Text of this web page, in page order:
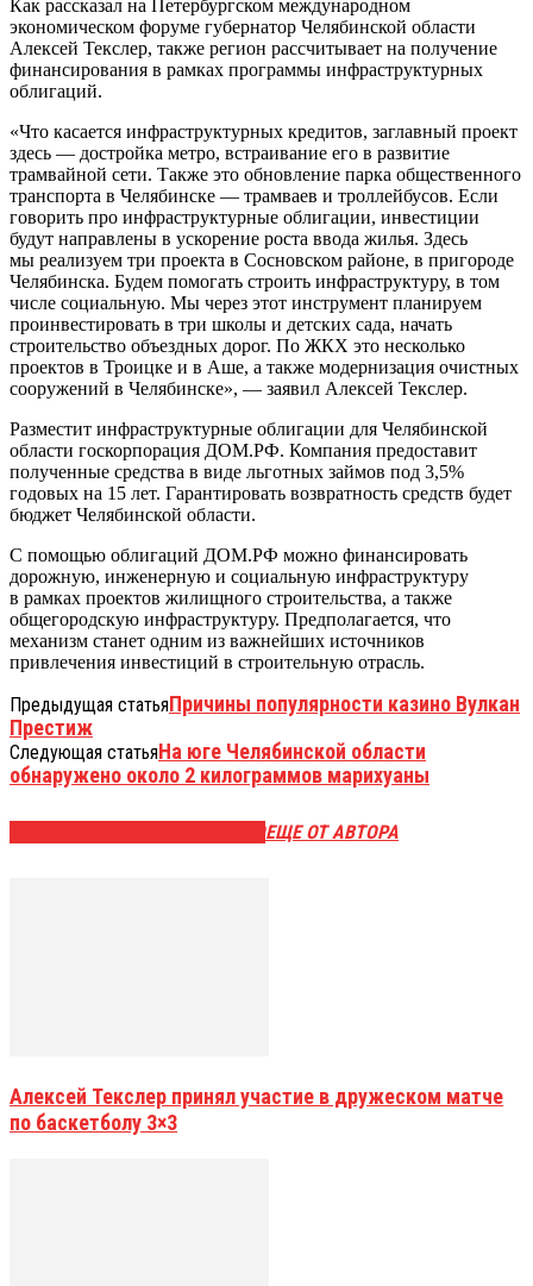
Как рассказал на Петербургском международном
экономическом форуме губернатор Челябинской области
Алексей Текслер, также регион рассчитывает на получение
финансирования в рамках программы инфраструктурных
облигаций.
«Что касается инфраструктурных кредитов, заглавный проект
здесь — достройка метро, встраивание его в развитие
трамвайной сети. Также это обновление парка общественного
транспорта в Челябинске — трамваев и троллейбусов. Если
говорить про инфраструктурные облигации, инвестиции
будут направлены в ускорение роста ввода жилья. Здесь
мы реализуем три проекта в Сосновском районе, в пригороде
Челябинска. Будем помогать строить инфраструктуру, в том
числе социальную. Мы через этот инструмент планируем
проинвестировать в три школы и детских сада, начать
строительство объездных дорог. По ЖКХ это несколько
проектов в Троицке и в Аше, а также модернизация очистных
сооружений в Челябинске», — заявил Алексей Текслер.
Разместит инфраструктурные облигации для Челябинской
области госкорпорация ДОМ.РФ. Компания предоставит
полученные средства в виде льготных займов под 3,5%
годовых на 15 лет. Гарантировать возвратность средств будет
бюджет Челябинской области.
С помощью облигаций ДОМ.РФ можно финансировать
дорожную, инженерную и социальную инфраструктуру
в рамках проектов жилищного строительства, а также
общегородскую инфраструктуру. Предполагается, что
механизм станет одним из важнейших источников
привлечения инвестиций в строительную отрасль.
Предыдущая статьяПричины популярности казино Вулкан
Престиж
Следующая статьяНа юге Челябинской области
обнаружено около 2 килограммов марихуаны
ЕЩЕ ОТ АВТОРА
Алексей Текслер принял участие в дружеском матче
по баскетболу 3×3